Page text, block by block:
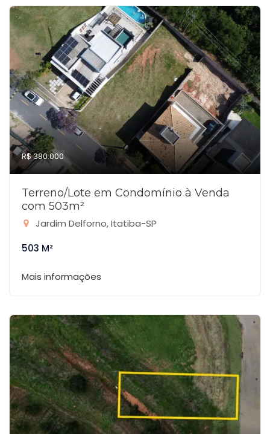
R$ 380.000
Terreno/Lote em Condomínio à Venda
com 503m²
Jardim Delforno, Itatiba-SP
503 M²
Mais informações